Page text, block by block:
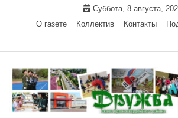
Суббота, 8 августа,
О газете
Коллектив Контакты